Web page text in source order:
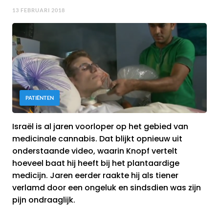
13 FEBRUARI 2018
PATIËNTEN
Israël is al jaren voorloper op het gebied van
medicinale cannabis. Dat blijkt opnieuw uit
onderstaande video, waarin Knopf vertelt
hoeveel baat hij heeft bij het plantaardige
medicijn. Jaren eerder raakte hij als tiener
verlamd door een ongeluk en sindsdien was zijn
pijn ondraaglijk.